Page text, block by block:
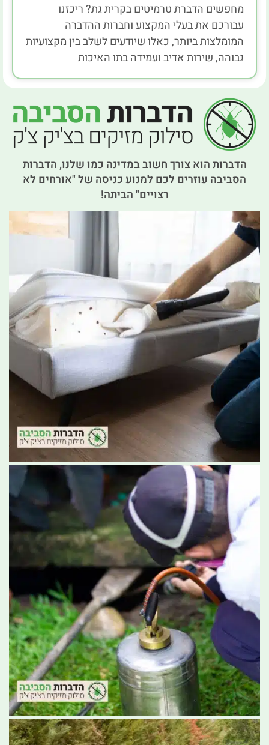
מחפשים הדברת טרמיטים בקרית גת? ריכזנו
עבורכם את בעלי המקצוע וחברות ההדברה
המומלצות ביותר, כאלו שיודעים לשלב בין מקצועיות
גבוהה, שירות אדיב ועמידה בתו האיכות
הדברות הוא צורך חשוב במדינה כמו שלנו, הדברות
הסביבה עוזרים לכם למנוע כניסה של "אורחים לא
רצויים" הביתה!